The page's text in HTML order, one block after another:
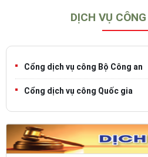
DỊCH VỤ
Cổng dịch vụ công Bộ Công an
Cổng dịch vụ công Quốc gia